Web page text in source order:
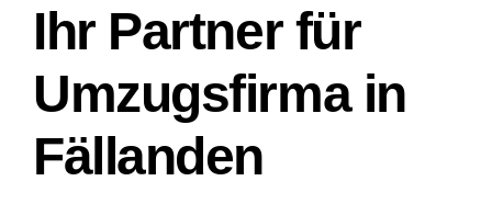
Ihr Partner für
Umzugsfirma in
Fällanden